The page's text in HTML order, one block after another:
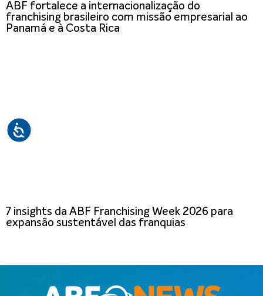
ABF fortalece a internacionalização do
franchising brasileiro com missão empresarial ao
Panamá e à Costa Rica
7 insights da ABF Franchising Week 2026 para
expansão sustentável das franquias